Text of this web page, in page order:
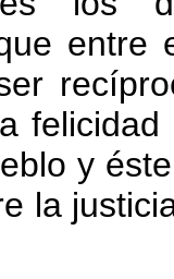
entre
y
la